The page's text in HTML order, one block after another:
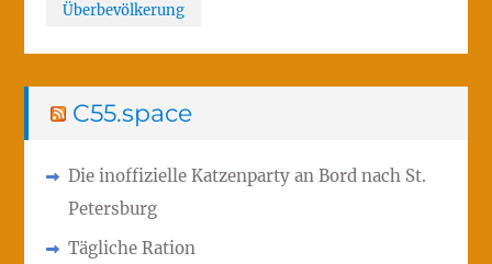
Überbevölkerung
C55.space
Die inoffizielle Katzenparty an Bord nach St.
Petersburg
Tägliche Ration